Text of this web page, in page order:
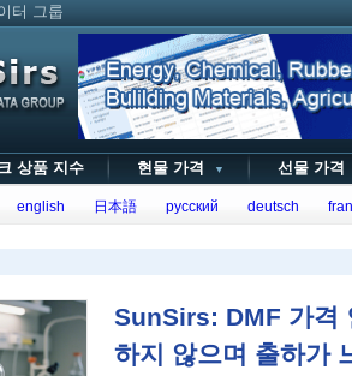
터 그룹
상품 지수 현물 가격 ▼ 선물 가
english 日本語 русский deutsch
SunSirs: DMF 가격
하지 않으며 출하가